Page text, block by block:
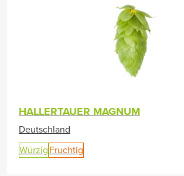
HALLERTAUER MAGNUM
Deutschland
Würzig Fruchtig